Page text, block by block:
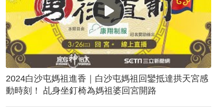
2024白沙屯媽祖進香｜白沙屯媽祖回鑾抵達拱天宮感
動時刻！ 乩身坐釘椅為媽祖婆回宮開路